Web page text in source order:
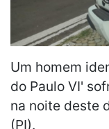
Um homem
do Paulo VI'
na noite deste
(PI).